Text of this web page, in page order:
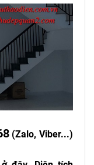
(Zalo, Viber...)